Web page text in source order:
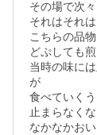
その場で次
それはそれ
こちらの品
どぷしても
当時の味に
が
食べていく
止まらなく
なかなかおい